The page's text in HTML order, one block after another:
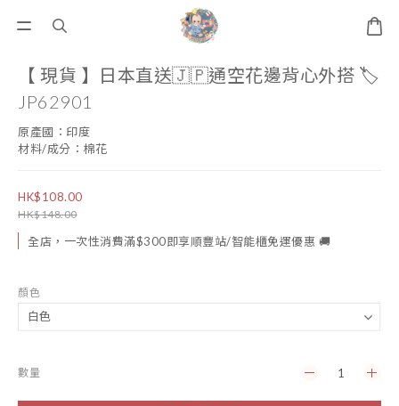
【 現貨 】日本直送🇯🇵通空花邊背心外搭 🏷️
JP62901
原產國：印度
材料/成分：棉花
HK$108.00
HK$148.00
全店，一次性消費滿$300即享順豐站/智能櫃免運優惠 🚚
顏色
數量